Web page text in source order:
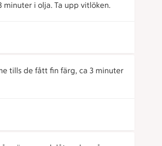
minuter i olja. Ta upp vitlöken.
tills de fått fin färg, ca 3 minuter